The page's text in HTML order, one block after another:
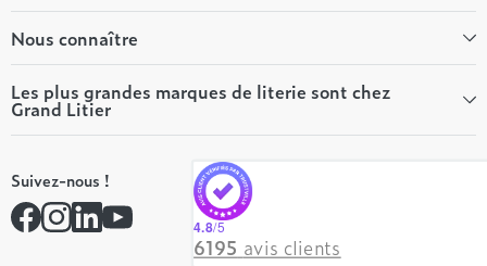
Bien-être
Conseils literie
Tous les articles du Mag
Tous nos guides
Nous connaître
Qui sommes-nous ?
Nos valeurs
Nos engagements
Rejoindre notre réseau
Contactez-nous
Les plus grandes marques de literie sont chez
Grand Litier
André Renault
Simmons
Hôtel & Lodge
Suivez-nous !
4.8/5
6195 avis clients